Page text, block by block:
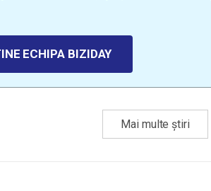
ECHIPA BIZIDAY
Mai multe știri